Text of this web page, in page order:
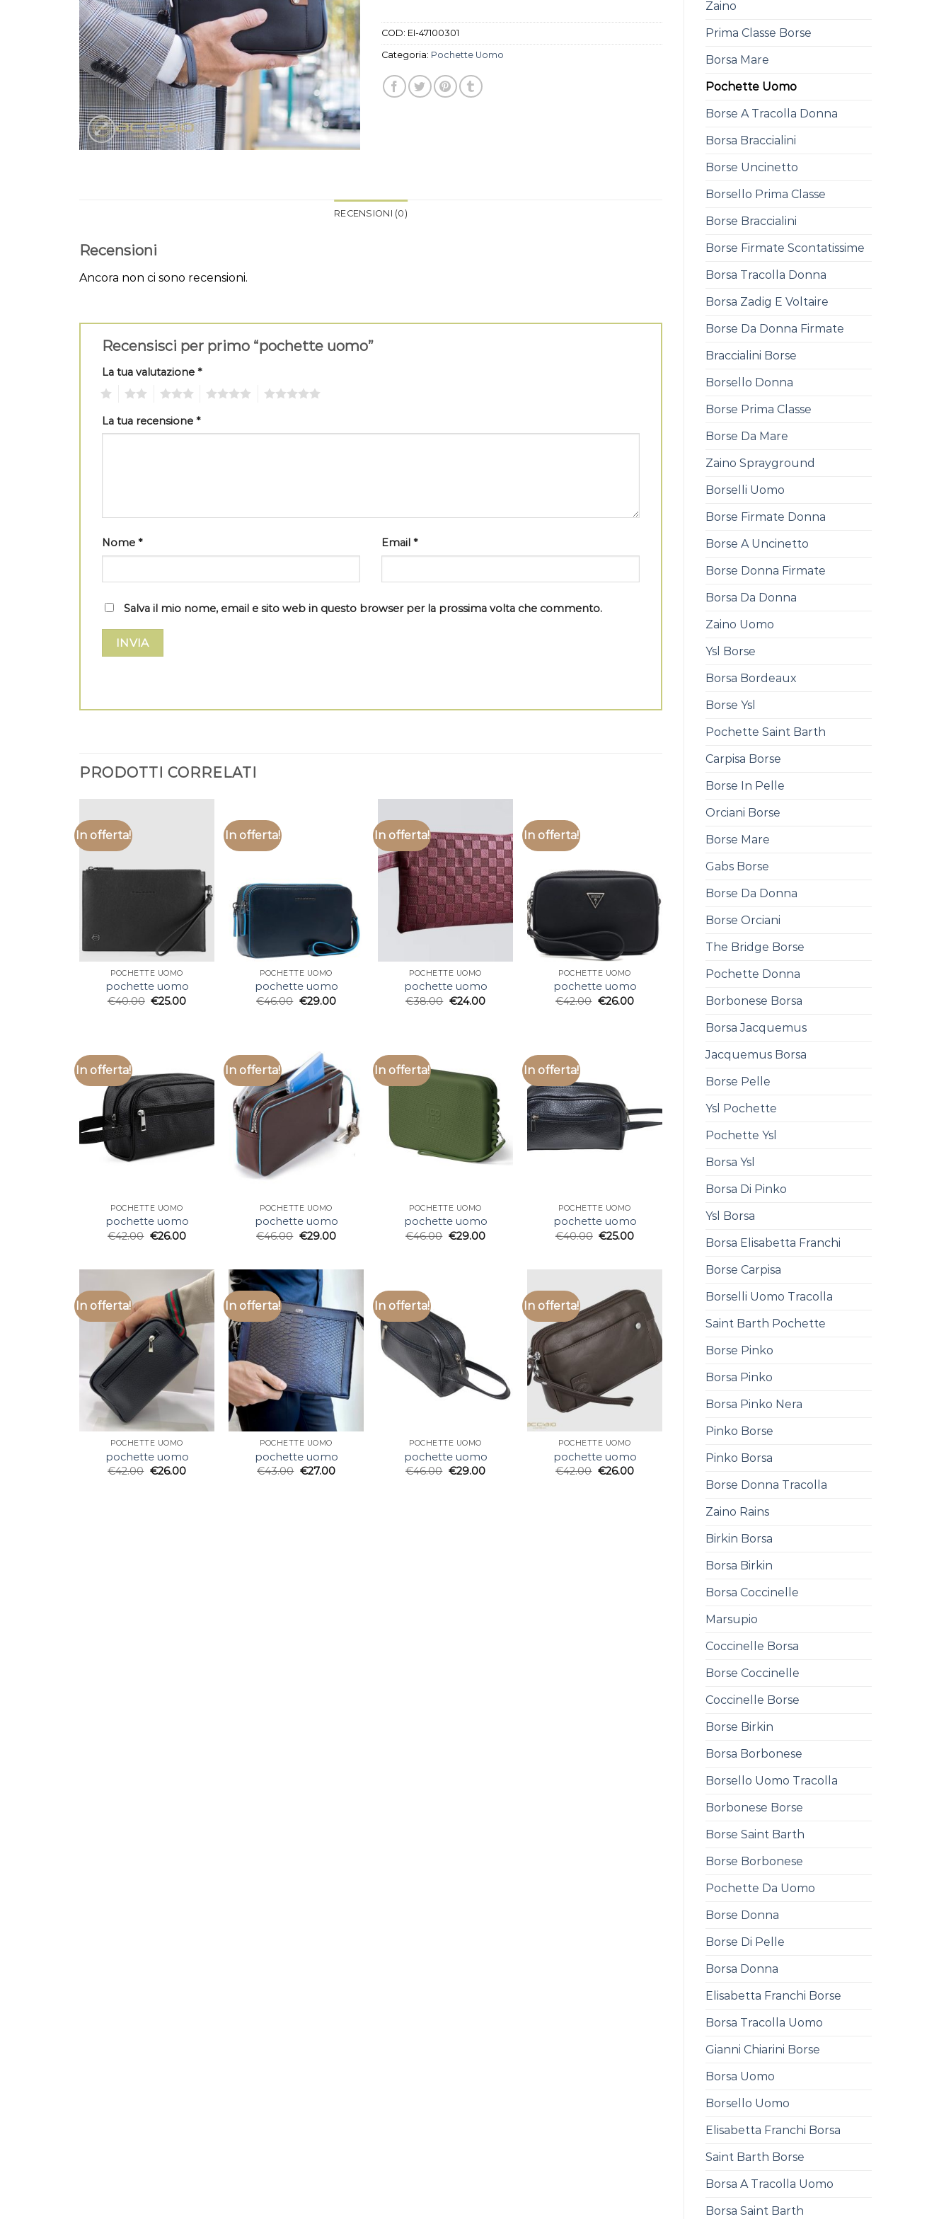
Zaino
Prima Classe Borse
Borsa Mare
Pochette Uomo
Borse A Tracolla Donna
Borsa Braccialini
Borse Uncinetto
Borsello Prima Classe
Borse Braccialini
Borse Firmate Scontatissime
Borsa Tracolla Donna
Borsa Zadig E Voltaire
Borse Da Donna Firmate
Braccialini Borse
Borsello Donna
Borse Prima Classe
Borse Da Mare
Zaino Sprayground
Borselli Uomo
Borse Firmate Donna
Borse A Uncinetto
Borse Donna Firmate
Borsa Da Donna
Zaino Uomo
Ysl Borse
Borsa Bordeaux
Borse Ysl
Pochette Saint Barth
Carpisa Borse
Borse In Pelle
Orciani Borse
Borse Mare
Gabs Borse
Borse Da Donna
Borse Orciani
The Bridge Borse
Pochette Donna
Borbonese Borsa
Borsa Jacquemus
Jacquemus Borsa
Borse Pelle
Ysl Pochette
Pochette Ysl
Borsa Ysl
Borsa Di Pinko
Ysl Borsa
Borsa Elisabetta Franchi
Borse Carpisa
Borselli Uomo Tracolla
Saint Barth Pochette
Borse Pinko
Borsa Pinko
Borsa Pinko Nera
Pinko Borse
Pinko Borsa
Borse Donna Tracolla
Zaino Rains
Birkin Borsa
Borsa Birkin
Borsa Coccinelle
Marsupio
Coccinelle Borsa
Borse Coccinelle
Coccinelle Borse
Borse Birkin
Borsa Borbonese
Borsello Uomo Tracolla
Borbonese Borse
Borse Saint Barth
Borse Borbonese
Pochette Da Uomo
Borse Donna
Borse Di Pelle
Borsa Donna
Elisabetta Franchi Borse
Borsa Tracolla Uomo
Gianni Chiarini Borse
Borsa Uomo
Borsello Uomo
Elisabetta Franchi Borsa
Saint Barth Borse
Borsa A Tracolla Uomo
Borsa Saint Barth
COD: EI-47100301
Categoria: Pochette Uomo
RECENSIONI (0)
Recensioni
Ancora non ci sono recensioni.
Recensisci per primo “pochette uomo”
La tua valutazione *
La tua recensione *
Nome * Email *
Salva il mio nome, email e sito web in questo browser per la prossima volta che commento.
PRODOTTI CORRELATI
In offerta!
POCHETTE UOMO
pochette uomo
€40.00 €25.00
In offerta!
POCHETTE UOMO
pochette uomo
€46.00 €29.00
In offerta!
POCHETTE UOMO
pochette uomo
€38.00 €24.00
In offerta!
POCHETTE UOMO
pochette uomo
€42.00 €26.00
In offerta!
POCHETTE UOMO
pochette uomo
€42.00 €26.00
In offerta!
POCHETTE UOMO
pochette uomo
€46.00 €29.00
In offerta!
POCHETTE UOMO
pochette uomo
€46.00 €29.00
In offerta!
POCHETTE UOMO
pochette uomo
€40.00 €25.00
In offerta!
POCHETTE UOMO
pochette uomo
€42.00 €26.00
In offerta!
POCHETTE UOMO
pochette uomo
€43.00 €27.00
In offerta!
POCHETTE UOMO
pochette uomo
€46.00 €29.00
In offerta!
POCHETTE UOMO
pochette uomo
€42.00 €26.00